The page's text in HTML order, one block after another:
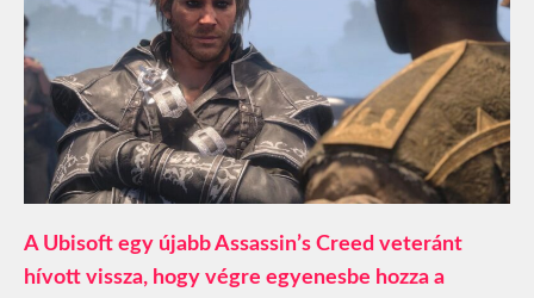
A Ubisoft egy újabb Assassin’s Creed veteránt
hívott vissza, hogy végre egyenesbe hozza a